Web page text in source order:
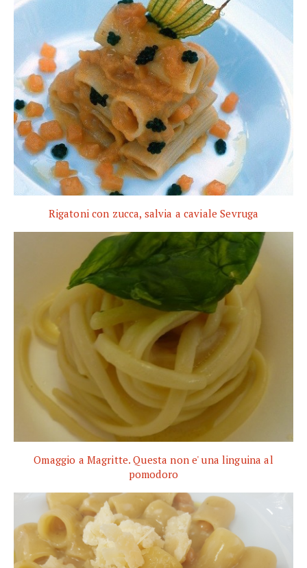
Rigatoni con zucca, salvia a caviale Sevruga
Omaggio a Magritte. Questa non e' una linguina al
pomodoro